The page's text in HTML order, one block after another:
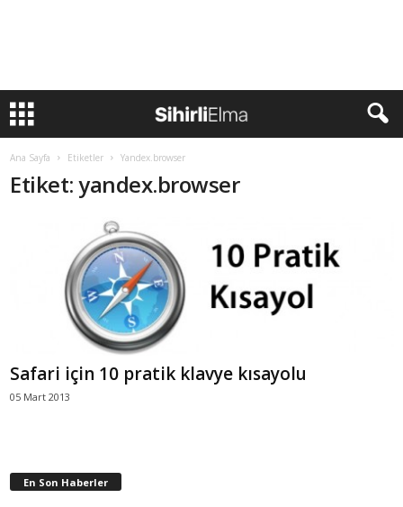
Ana Sayfa Etiketler Yandex.browser
Etiket: yandex.browser
Safari için 10 pratik klavye kısayolu
05 Mart 2013
En Son Haberler